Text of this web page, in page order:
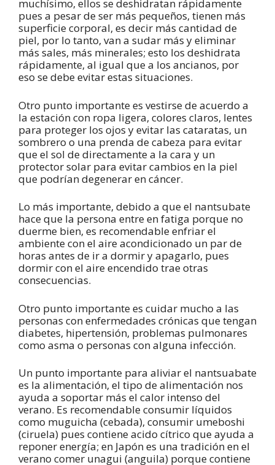
muchísimo, ellos se deshidratan rápidamente
pues a pesar de ser más pequeños, tienen más
superficie corporal, es decir más cantidad de
piel, por lo tanto, van a sudar más y eliminar
más sales, más minerales; esto los deshidrata
rápidamente, al igual que a los ancianos, por
eso se debe evitar estas situaciones.
Otro punto importante es vestirse de acuerdo a
la estación con ropa ligera, colores claros, lentes
para proteger los ojos y evitar las cataratas, un
sombrero o una prenda de cabeza para evitar
que el sol de directamente a la cara y un
protector solar para evitar cambios en la piel
que podrían degenerar en cáncer.
Lo más importante, debido a que el nantsubate
hace que la persona entre en fatiga porque no
duerme bien, es recomendable enfriar el
ambiente con el aire acondicionado un par de
horas antes de ir a dormir y apagarlo, pues
dormir con el aire encendido trae otras
consecuencias.
Otro punto importante es cuidar mucho a las
personas con enfermedades crónicas que tengan
diabetes, hipertensión, problemas pulmonares
como asma o personas con alguna infección.
Un punto importante para aliviar el nantsuabate
es la alimentación, el tipo de alimentación nos
ayuda a soportar más el calor intenso del
verano. Es recomendable consumir líquidos
como muguicha (cebada), consumir umeboshi
(ciruela) pues contiene acido cítrico que ayuda a
reponer energía; en Japón es una tradición en el
verano comer unagui (anguila) porque contiene